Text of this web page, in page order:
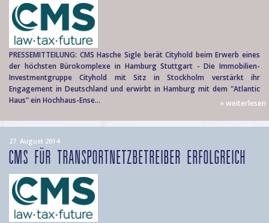
PRESSEMITTEILUNG: CMS Hasche Sigle berät Cityhold beim Erwerb eines
der höchsten Bürokomplexe in Hamburg Stuttgart - Die Immobilien-
Investmentgruppe Cityhold mit Sitz in Stockholm verstärkt ihr
Engagement in Deutschland und erwirbt in Hamburg mit dem "Atlantic
Haus" ein Hochhaus-Ense...
» weiterlesen
27. August 2014
CMS FÜR TRANSPORTNETZBETREIBER ERFOLGREICH